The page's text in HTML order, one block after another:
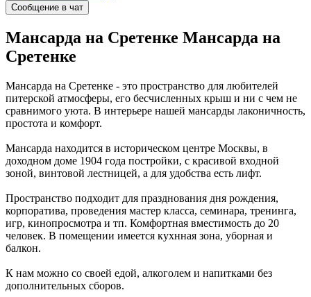
Сообщение в чат
Мансарда на Сретенке Мансарда на
Сретенке
Мансарда на Сретенке - это пространство для любителей
питерской атмосферы, его бесчисленных крыш и ни с чем не
сравнимого уюта. В интерьере нашей мансарды лаконичность,
простота и комфорт.
Мансарда находится в историческом центре Москвы, в
доходном доме 1904 года постройки, с красивой входной
зоной, винтовой лестницей, а для удобства есть лифт.
Пространство подходит для празднования дня рождения,
корпоратива, проведения мастер класса, семинара, тренинга,
игр, кинопросмотра и тп. Комфортная вместимость до 20
человек. В помещении имеется кухнная зона, уборная и
балкон.
К нам можно со своей едой, алкоголем и напитками без
дополнительных сборов.